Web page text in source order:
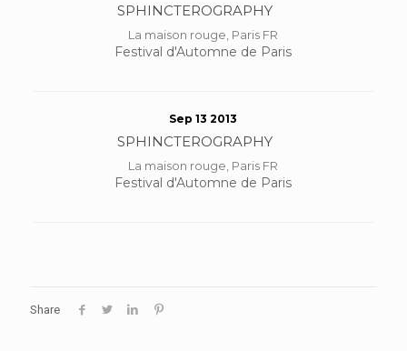
SPHINCTEROGRAPHY
La maison rouge, Paris FR
Festival d'Automne de Paris
Sep 13 2013
SPHINCTEROGRAPHY
La maison rouge, Paris FR
Festival d'Automne de Paris
Share